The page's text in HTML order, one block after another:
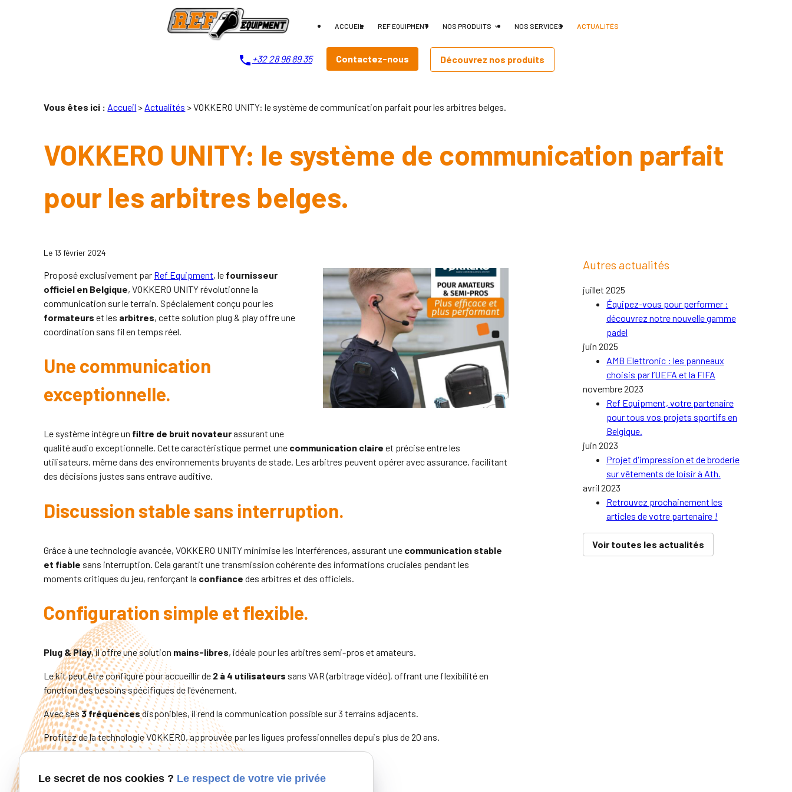
ACCUEIL REF EQUIPMENT NOS PRODUITS NOS SERVICES ACTUALITÉS
phone+32 28 96 89 35 Contactez-nous Découvrez nos produits
Vous êtes ici : Accueil > Actualités > VOKKERO UNITY: le système de communication parfait pour les arbitres belges.
VOKKERO UNITY: le système de communication parfait
pour les arbitres belges.
Le 13 février 2024
Proposé exclusivement par Ref Equipment, le fournisseur
officiel en Belgique, VOKKERO UNITY révolutionne la
communication sur le terrain. Spécialement conçu pour les
formateurs et les arbitres, cette solution plug & play offre une
coordination sans fil en temps réel.
Une communication
exceptionnelle.
Le système intègre un filtre de bruit novateurassurant une
qualité audio exceptionnelle. Cette caractéristique permet une communication claire et précise entre les
utilisateurs, même dans des environnements bruyants de stade. Les arbitres peuvent opérer avec assurance, facilitant
des décisions justes sans entrave auditive.
Discussion stable sans interruption.
Grâce à une technologie avancée, VOKKERO UNITY minimise les interférences, assurant une communication stable
et fiable sans interruption. Cela garantit une transmission cohérente des informations cruciales pendant les
moments critiques du jeu, renforçant la confiance des arbitres et des officiels.
Configuration simple et flexible.
Plug & Play, il offre une solution mains-libres, idéale pour les arbitres semi-pros et amateurs.
Le kit peut être configuré pour accueillir de 2 à 4 utilisateurs sans VAR (arbitrage vidéo), offrant une flexibilité en
fonction des besoins spécifiques de l'événement.
Avec ses3 fréquencesdisponibles, il rend la communication possible sur 3 terrains adjacents.
Profitez de la technologie VOKKERO, approuvée par les ligues professionnelles depuis plus de 20 ans.
Contactez-nous.
Autres actualités
juillet 2025
Équipez-vous pour performer :
découvrez notre nouvelle gamme
padel
juin 2025
AMB Elettronic : les panneaux
choisis par l’UEFA et la FIFA
novembre 2023
Ref Equipment, votre partenaire
pour tous vos projets sportifs en
Belgique.
juin 2023
Projet d'impression et de broderie
sur vêtements de loisir à Ath.
avril 2023
Retrouvez prochainement les
articles de votre partenaire !
Voir toutes les actualités
Le secret de nos cookies ? Le respect de votre vie privée